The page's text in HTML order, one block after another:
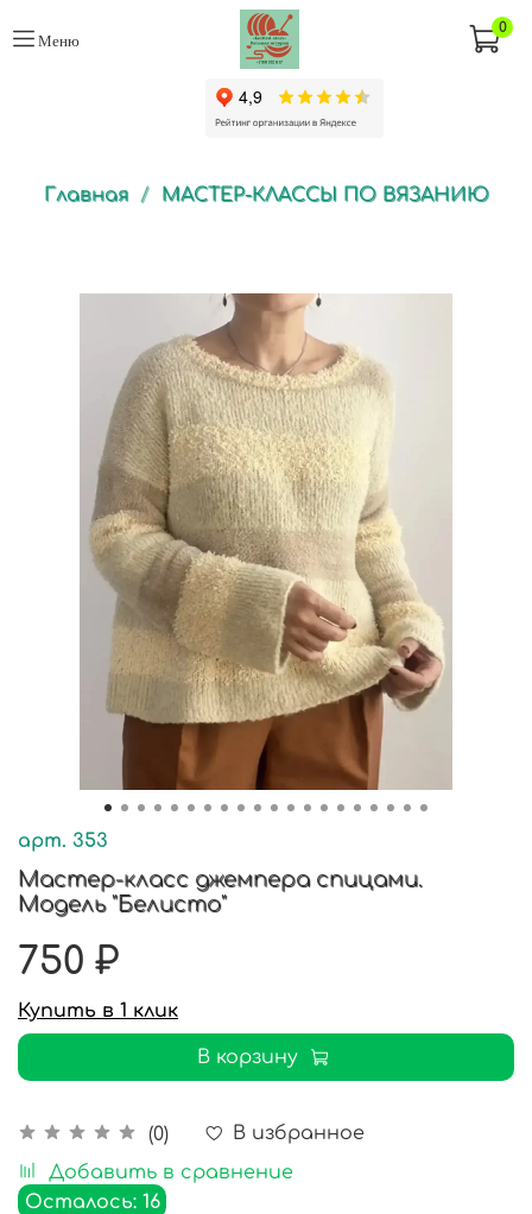
Меню
0
Главная МАСТЕР-КЛАССЫ ПО ВЯЗАНИЮ
арт. 353
Мастер-класс джемпера спицами.
Модель "Белисто"
(0)
В избранное
Добавить в сравнение
Осталось: 16
750 ₽
Купить в 1 клик
В корзину